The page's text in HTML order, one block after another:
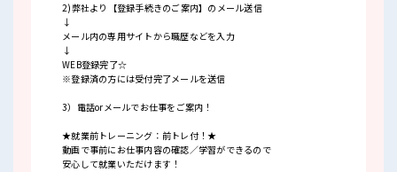
2)弊社より【登録手続きのご案内】のメール送信
↓
メール内の専用サイトから職歴などを入力
↓
WEB登録完了☆
※登録済の方には受付完了メールを送信
3）電話orメールでお仕事をご案内！
★就業前トレーニング：前トレ付！★
動画で事前にお仕事内容の確認／学習ができるので
安心して就業いただけます！